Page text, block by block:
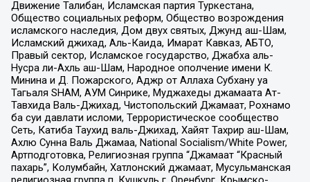
Движение Талибан, Исламская партия Туркестана,
Общество социальных реформ, Общество возрождения
исламского наследия, Дом двух святых, Джунд аш-Шам,
Исламский джихад, Аль-Каида, Имарат Кавказ, АБТО,
Правый сектор, Исламское государство, Джабха аль-
Нусра ли-Ахль аш-Шам, Народное ополчение имени К.
Минина и Д. Пожарского, Аджр от Аллаха Субхану уа
Тагьаля SHAM, АУМ Синрике, Муджахеды джамаата Ат-
Тавхида Валь-Джихад, Чистопольский Джамаат, Рохнамо
ба суи давлати исломи, Террористическое сообщество
Сеть, Катиба Таухид валь-Джихад, Хайят Тахрир аш-Шам,
Ахлю Сунна Валь Джамаа, National Socialism/White Power,
Артподготовка, Религиозная группа “Джамаат “Красный
пахарь”, Колумбайн, Хатлонский джамаат, Мусульманская